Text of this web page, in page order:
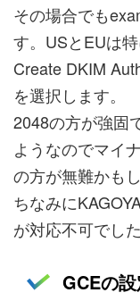
その場合でも
す。USとEUは
Create DKIM
を選択します。
2048の方が強固
ようなのでマイ
の方が無難かも
ちなみに
が対応不可でした
GCEの